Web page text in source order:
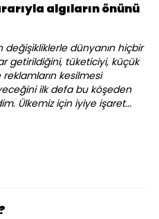
algıların önünü
değişikliklerle dünyanın hiçbir
getirildiğini, tüketiciyi, küçük
kesilmesi
ilk defa bu köşeden
Ülkemiz için iyiye işaret...